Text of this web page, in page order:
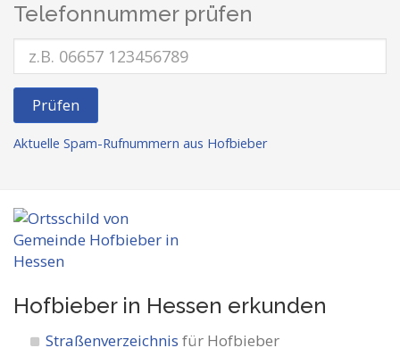
Telefonnummer prüfen
Prüfen
Aktuelle Spam-Rufnummern aus Hofbieber
Hofbieber in Hessen erkunden
Straßenverzeichnis für Hofbieber